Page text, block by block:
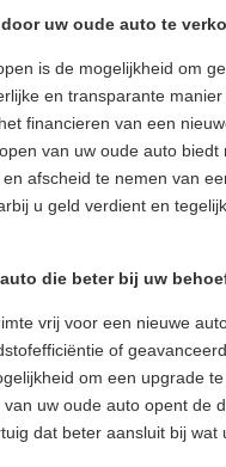
uw oude auto te
is de mogelijkheid om
en transparante
financieren van een
van uw oude auto
afscheid te nemen van
u geld verdient en
die beter bij uw
vrij voor een nieuwe
of
om een upgrade
uw oude auto opent de
dat beter aansluit bij wat